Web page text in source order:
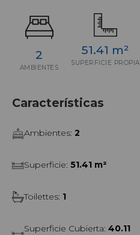
2
AMBIENTES
51.41 m²
SUPERFICIE PROPIA
Características
Ambientes: 2
Superficie: 51.41 m²
Toilettes: 1
Superficie Cubierta: 40.11